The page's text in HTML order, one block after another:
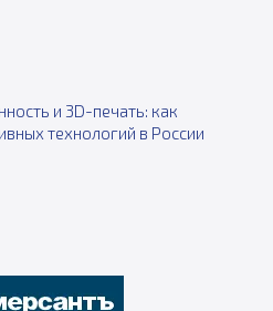
и 3D-печать: как
технологий в России